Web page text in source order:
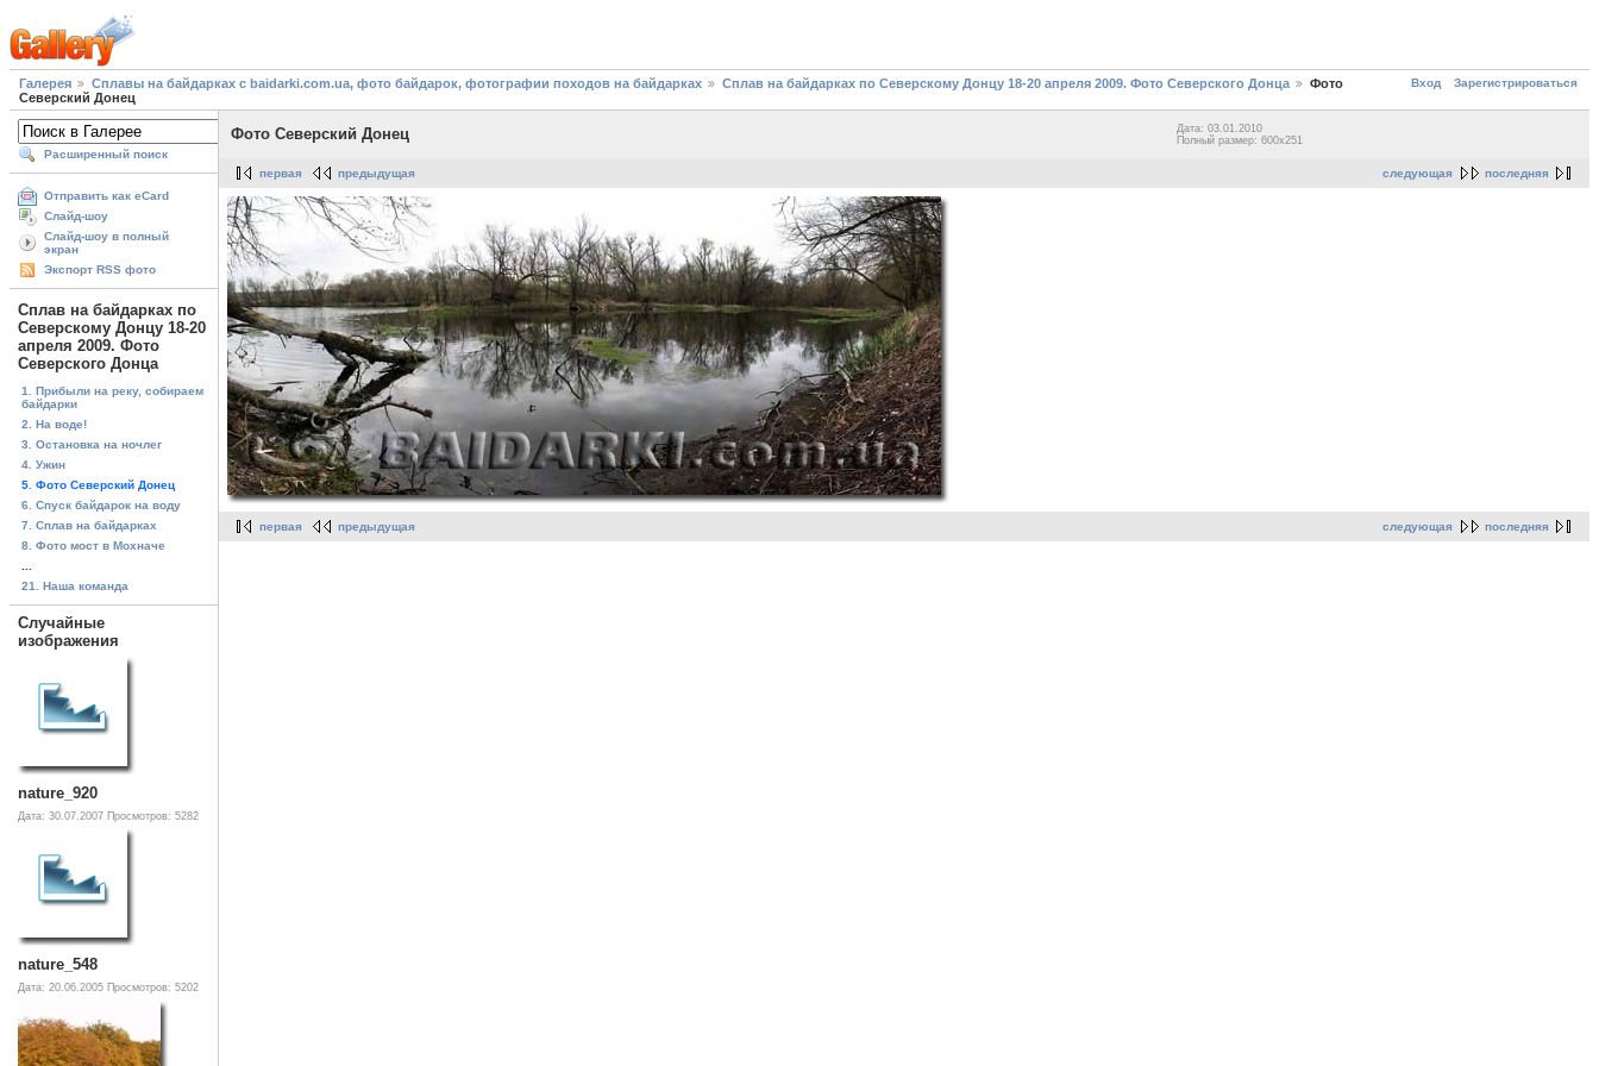
Вход Зарегистрироваться
Галерея Сплавы на байдарках с baidarki.com.ua, фото байдарок, фотографии походов на байдарках Сплав на байдарках по Северскому Донцу 18-20 апреля 2009. Фото Северского Донца
Фото
Северский Донец
Расширенный поиск
Отправить как eCard
Слайд-шоу
Слайд-шоу в полный
экран
Экспорт RSS фото
Сплав на байдарках по
Северскому Донцу 18-20
апреля 2009. Фото
Северского Донца
1. Прибыли на реку, собираем
байдарки
2. На воде!
3. Остановка на ночлег
4. Ужин
5. Фото Северский Донец
6. Спуск байдарок на воду
7. Сплав на байдарках
8. Фото мост в Мохначе
21. Наша команда
Случайные
изображения
nature_920
Дата: 30.07.2007 Просмотров: 5282
nature_548
Дата: 20.06.2005 Просмотров: 5202
Фото Северский Донец
Дата: 03.01.2010
Полный размер: 600x251
следующая последняя
первая предыдущая
следующая последняя
первая предыдущая